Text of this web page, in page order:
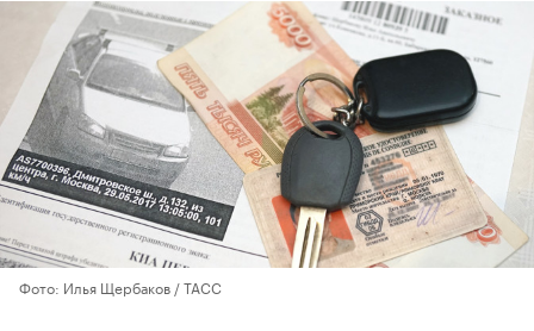
Фото: Илья Щербаков / ТАСС